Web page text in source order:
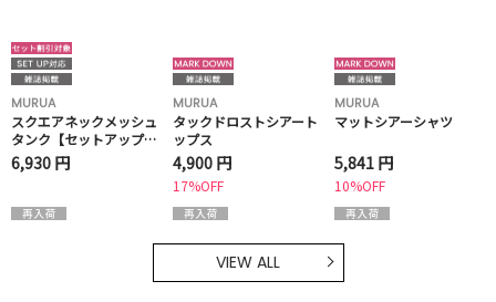
MURUA
スクエアネックメッシュ
タンク【セットアップ着
用可】
6,930 円
MURUA
タックドロストシアート
ップス
4,900 円
17%OFF
MURUA
マットシアーシャツ
5,841 円
10%OFF
VIEW ALL